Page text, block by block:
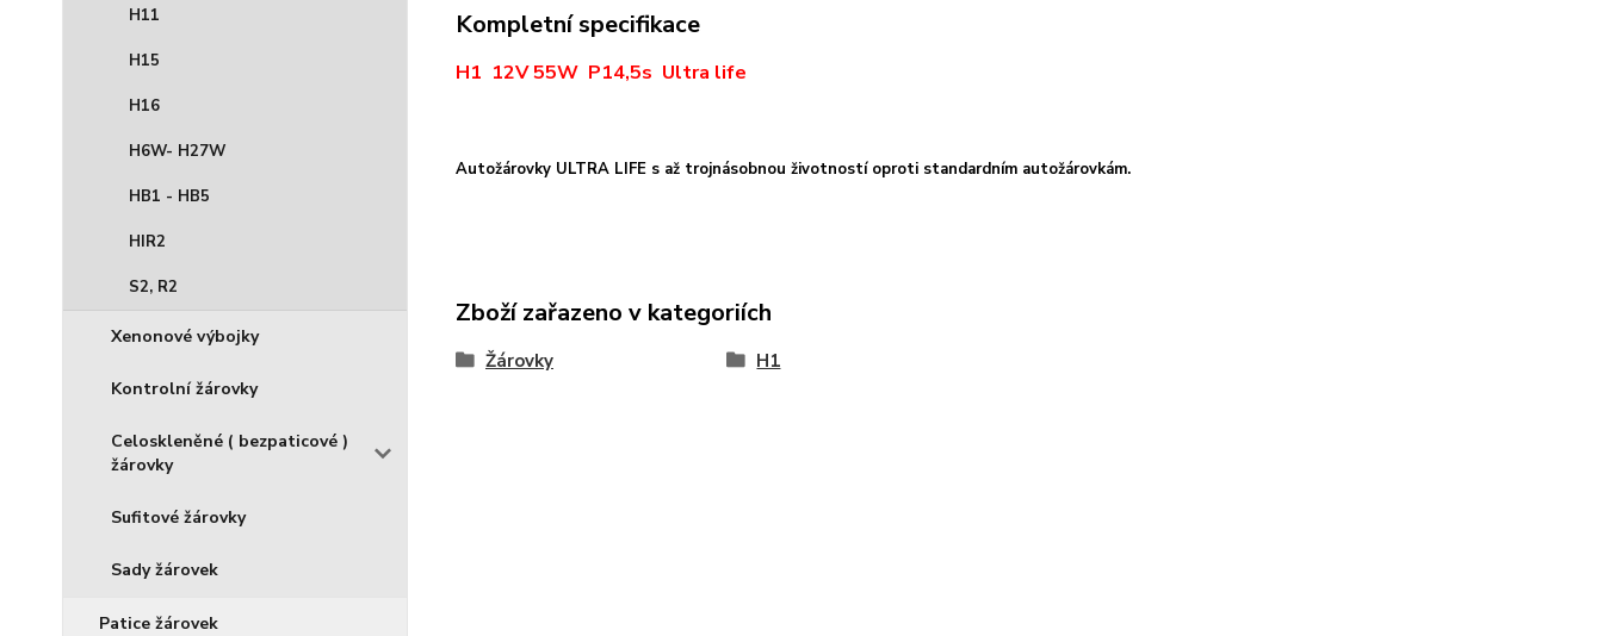
H11
H15
H16
H6W- H27W
HB1 - HB5
HIR2
S2, R2
Xenonové výbojky
Kontrolní žárovky
Celoskleněné ( bezpaticové )
žárovky
Sufitové žárovky
Sady žárovek
Patice žárovek
Kompletní specifikace
H1 12V 55W P14,5s Ultra life
Autožárovky ULTRA LIFE s až trojnásobnou životností oproti standardním autožárovkám.
Zboží zařazeno v kategoriích
Žárovky H1